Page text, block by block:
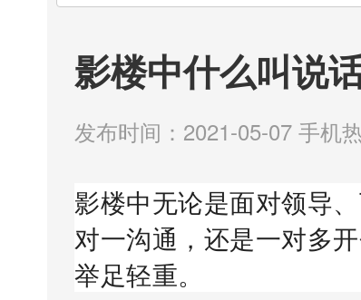
影楼中什么叫说
发布时间：2021-05-07 手机
影楼中无论是面对领导
对一沟通，还是一对多
举足轻重。